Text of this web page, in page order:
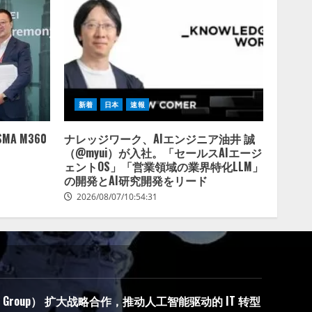
M360
新着 日本 速報
ナレッジワーク、AIエンジニア油井 誠
（@myui）が入社。「セールスAIエージ
ェントOS」「営業領域の業界特化LLM」
の開発とAI研究開発をリード
2026/08/07/10:54:31
） 扩大战略合作，推动人工智能驱动的 IT 转型